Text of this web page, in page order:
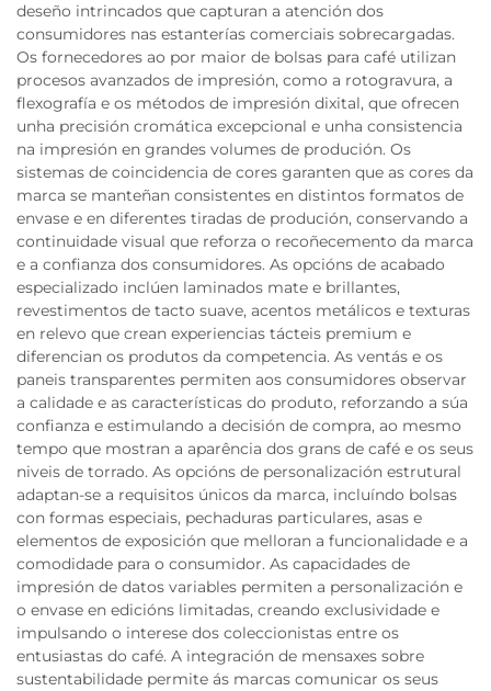
deseño intrincados que capturan a atención dos
consumidores nas estanterías comerciais sobrecargadas.
Os fornecedores ao por maior de bolsas para café utilizan
procesos avanzados de impresión, como a rotogravura, a
flexografía e os métodos de impresión dixital, que ofrecen
unha precisión cromática excepcional e unha consistencia
na impresión en grandes volumes de produción. Os
sistemas de coincidencia de cores garanten que as cores da
marca se manteñan consistentes en distintos formatos de
envase e en diferentes tiradas de produción, conservando a
continuidade visual que reforza o recoñecemento da marca
e a confianza dos consumidores. As opcións de acabado
especializado inclúen laminados mate e brillantes,
revestimentos de tacto suave, acentos metálicos e texturas
en relevo que crean experiencias tácteis premium e
diferencian os produtos da competencia. As ventás e os
paneis transparentes permiten aos consumidores observar
a calidade e as características do produto, reforzando a súa
confianza e estimulando a decisión de compra, ao mesmo
tempo que mostran a aparência dos grans de café e os seus
niveis de torrado. As opcións de personalización estrutural
adaptan-se a requisitos únicos da marca, incluíndo bolsas
con formas especiais, pechaduras particulares, asas e
elementos de exposición que melloran a funcionalidade e a
comodidade para o consumidor. As capacidades de
impresión de datos variables permiten a personalización e
o envase en edicións limitadas, creando exclusividade e
impulsando o interese dos coleccionistas entre os
entusiastas do café. A integración de mensaxes sobre
sustentabilidade permite ás marcas comunicar os seus